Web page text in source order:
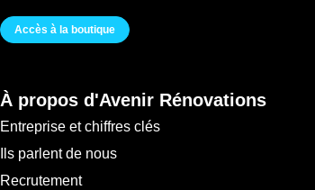
Accès à la boutique
À propos d'Avenir Rénovations
Entreprise et chiffres clés
Ils parlent de nous
Recrutement